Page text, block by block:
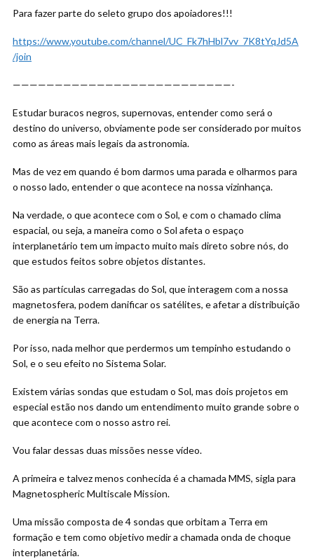
Para fazer parte do seleto grupo dos apoiadores!!!
https://www.youtube.com/channel/UC_Fk7hHbl7vv_7K8tYqJd5A
/join
——————————————————————————-
Estudar buracos negros, supernovas, entender como será o
destino do universo, obviamente pode ser considerado por muitos
como as áreas mais legais da astronomia.
Mas de vez em quando é bom darmos uma parada e olharmos para
o nosso lado, entender o que acontece na nossa vizinhança.
Na verdade, o que acontece com o Sol, e com o chamado clima
espacial, ou seja, a maneira como o Sol afeta o espaço
interplanetário tem um impacto muito mais direto sobre nós, do
que estudos feitos sobre objetos distantes.
São as partículas carregadas do Sol, que interagem com a nossa
magnetosfera, podem danificar os satélites, e afetar a distribuição
de energia na Terra.
Por isso, nada melhor que perdermos um tempinho estudando o
Sol, e o seu efeito no Sistema Solar.
Existem várias sondas que estudam o Sol, mas dois projetos em
especial estão nos dando um entendimento muito grande sobre o
que acontece com o nosso astro rei.
Vou falar dessas duas missões nesse vídeo.
A primeira e talvez menos conhecida é a chamada MMS, sigla para
Magnetospheric Multiscale Mission.
Uma missão composta de 4 sondas que orbitam a Terra em
formação e tem como objetivo medir a chamada onda de choque
interplanetária.